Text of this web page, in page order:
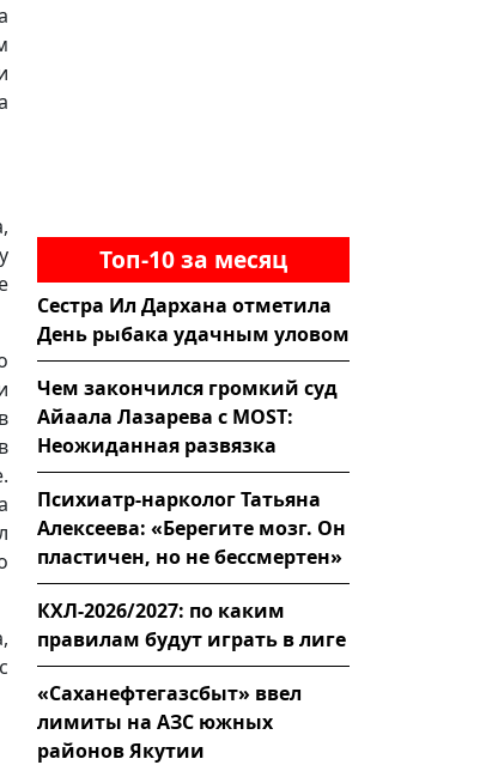
Топ-10 за месяц
Сестра Ил Дархана отметила
День рыбака удачным уловом
Чем закончился громкий суд
Айаала Лазарева с MOST:
Неожиданная развязка
Психиатр-нарколог Татьяна
Алексеева: «Берегите мозг. Он
пластичен, но не бессмертен»
КХЛ-2026/2027: по каким
правилам будут играть в лиге
«Саханефтегазсбыт» ввел
лимиты на АЗС южных
районов Якутии